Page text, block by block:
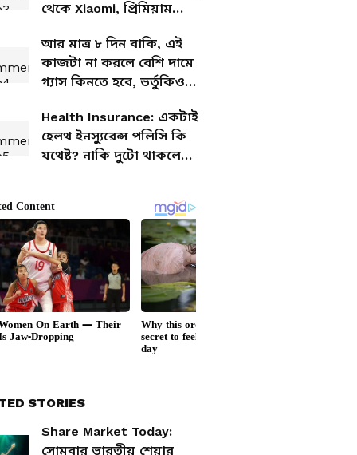
থেকে Xiaomi, প্রিমিয়াম
আর মাত্র ৮ দিন বাকি, এই
কাজটা না করলে বেশি দামে
গ্যাস কিনতে হবে, ভর্তুকিও
Health Insurance: একটাই
হেলথ ইনস্যুরেন্স পলিসি কি
যথেষ্ট? নাকি দুটো থাকলে
STORIES
Share Market Today:
সোমবার ভারতীয় শেয়ার